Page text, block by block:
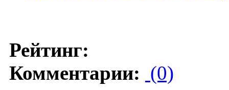
Рейтинг:
Комментарии: (0)